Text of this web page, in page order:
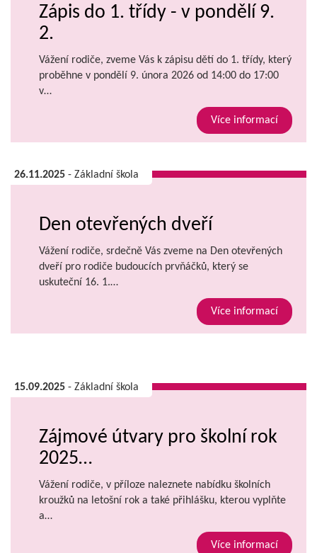
Zápis do 1. třídy - v pondělí 9.
2.
Vážení rodiče, zveme Vás k zápisu dětí do 1. třídy, který
proběhne v pondělí 9. února 2026 od 14:00 do 17:00
v…
Více informací
26.11.2025 - Základní škola
Den otevřených dveří
Vážení rodiče, srdečně Vás zveme na Den otevřených
dveří pro rodiče budoucích prvňáčků, který se
uskuteční 16. 1.…
Více informací
15.09.2025 - Základní škola
Zájmové útvary pro školní rok
2025…
Vážení rodiče, v příloze naleznete nabídku školních
kroužků na letošní rok a také přihlášku, kterou vyplňte
a…
Více informací